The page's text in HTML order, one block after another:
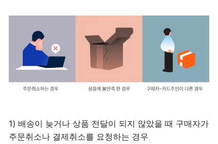
1) 배송이 늦거나 상품 전달이 되지 않았을 때 구매자가
주문취소나 결제취소를 요청하는 경우